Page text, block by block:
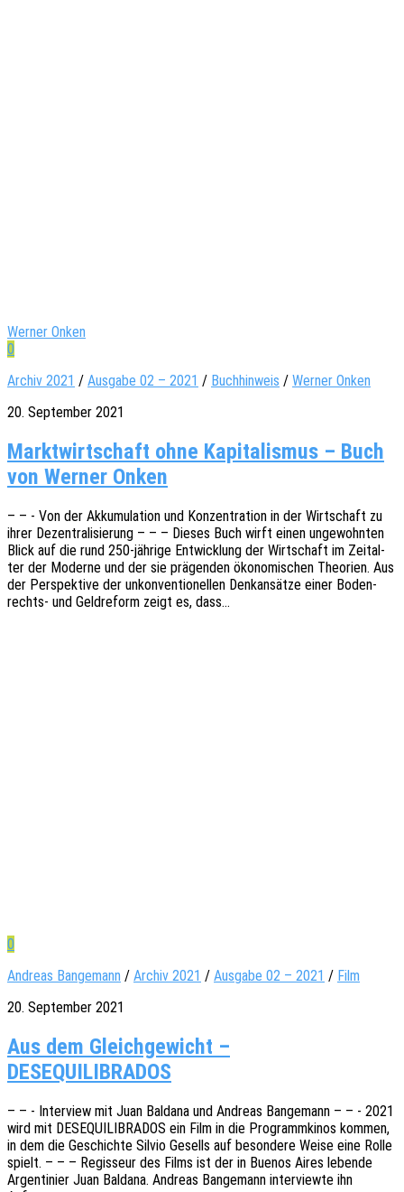
Werner Onken
0
Archiv 2021 / Ausgabe 02 – 2021 / Buchhinweis / Werner Onken
20. September 2021
Marktwirtschaft ohne Kapitalismus – Buch
von Werner Onken
– – - Von der Akku­mu­la­ti­on und Konzen­tra­ti­on in der Wirt­schaft zu
ihrer Dezen­tra­li­sie­rung – – – Dieses Buch wirft einen unge­wohn­ten
Blick auf die rund 250-jähri­­ge Entwick­lung der Wirt­schaft im Zeit­al­
ter der Moder­ne und der sie prägen­den ökono­mi­schen Theo­rien. Aus
der Perspek­ti­ve der unkon­ven­tio­nel­len Denk­an­sät­ze einer Boden­­­
rechts- und Geld­re­form zeigt es, dass…
0
Andreas Bangemann / Archiv 2021 / Ausgabe 02 – 2021 / Film
20. September 2021
Aus dem Gleichgewicht –
DESEQUILIBRADOS
– – - Inter­view mit Juan Bald­a­na und Andre­as Bange­mann – – - 2021
wird mit DESEQUILIBRADOS ein Film in die Programm­ki­nos kommen,
in dem die Geschich­te Silvio Gesells auf beson­de­re Weise eine Rolle
spielt. – – – Regis­seur des Films ist der in Buenos Aires leben­de
Argen­ti­ni­er Juan Bald­a­na. Andre­as Bange­mann inter­view­te ihn